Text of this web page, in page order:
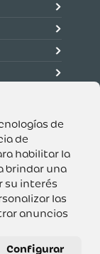
de
de
habilitar la
brindar una
su interés
las
anuncios
Configurar
-
local 3-01
Derechos